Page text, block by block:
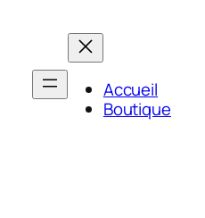
Accueil
Boutique